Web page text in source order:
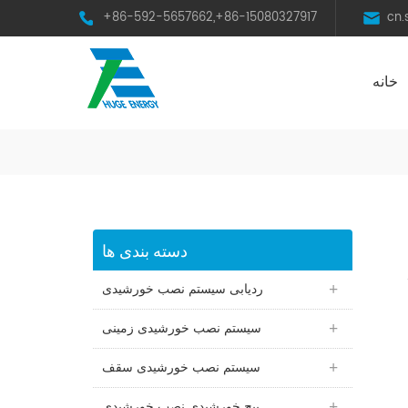
+86-592-5657662,+86-15080327917
خانه
دسته بندی ها
ردیابی سیستم نصب خورشیدی
سیستم نصب خورشیدی زمینی
سیستم نصب خورشیدی سقف